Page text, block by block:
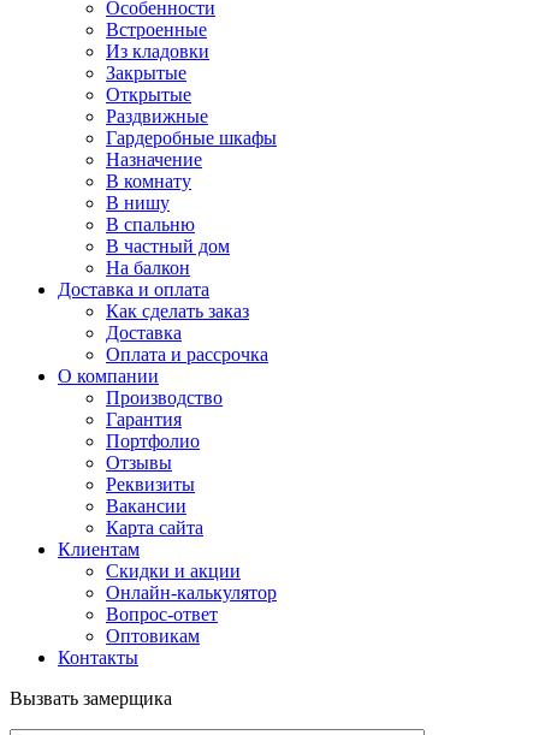
Особенности
Встроенные
Из кладовки
Закрытые
Открытые
Раздвижные
Гардеробные шкафы
Назначение
В комнату
В нишу
В спальню
В частный дом
На балкон
Доставка и оплата
Как сделать заказ
Доставка
Оплата и рассрочка
О компании
Производство
Гарантия
Портфолио
Отзывы
Реквизиты
Вакансии
Карта сайта
Клиентам
Скидки и акции
Онлайн-калькулятор
Вопрос-ответ
Оптовикам
Контакты
Вызвать замерщика